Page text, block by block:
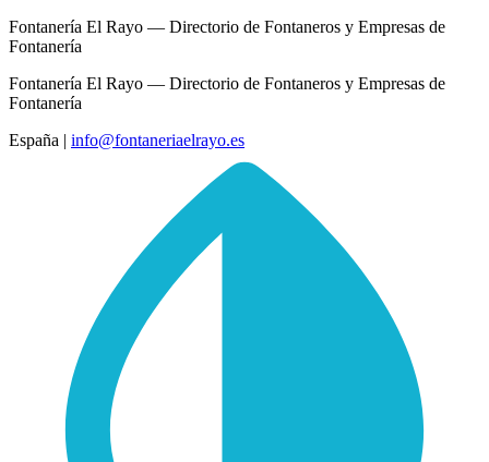
Fontanería El Rayo — Directorio de Fontaneros y Empresas de
Fontanería
Fontanería El Rayo — Directorio de Fontaneros y Empresas de
Fontanería
España | info@fontaneriaelrayo.es